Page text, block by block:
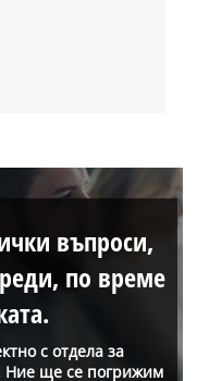
с отдела за
Ние ще се погрижим
въпроси,
по време